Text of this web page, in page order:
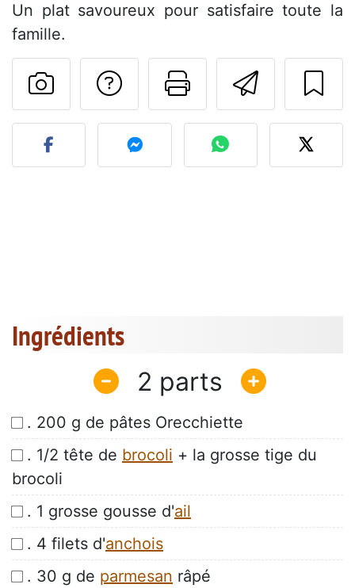
Un plat savoureux pour satisfaire toute la
famille.
Imprimer
Poser une
Publier votre photo de
Ingrédients
2
. 200 g de pâtes Orecchiette
. 1/2 tête de brocoli + la grosse tige du
brocoli
. 1 grosse gousse d'ail
. 4 filets d'anchois
. 30 g de parmesan râpé